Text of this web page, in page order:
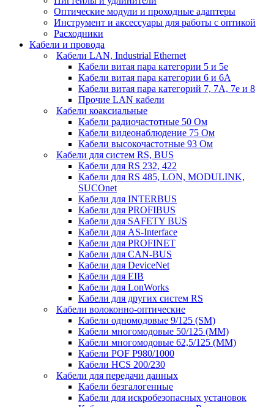
Оптические модули и проходные адаптеры
Инструмент и аксессуары для работы с оптикой
Расходники
Кабели и провода
Кабели LAN, Industrial Ethernet
Кабели витая пара категории 5 и 5е
Кабели витая пара категории 6 и 6A
Кабели витая пара категорий 7, 7А, 7е и 8
Прочие LAN кабели
Кабели коаксиальные
Кабели радиочастотные 50 Ом
Кабели видеонаблюдение 75 Ом
Кабели высокочастотные 93 Ом
Кабели для систем RS, BUS
Кабели для RS 232, 422
Кабели для RS 485, LON, MODULINK,
SUCOnet
Кабели для INTERBUS
Кабели для PROFIBUS
Кабели для SAFETY BUS
Кабели для AS-Interface
Кабели для PROFINET
Кабели для CAN-BUS
Кабели для DeviceNet
Кабели для EIB
Кабели для LonWorks
Кабели для других систем RS
Кабели волоконно-оптические
Кабели одномодовые 9/125 (SM)
Кабели многомодовые 50/125 (ММ)
Кабели многомодовые 62,5/125 (ММ)
Кабели POF P980/1000
Кабели HCS 200/230
Кабели для передачи данных
Кабели безгалогенные
Кабели для искробезопасных установок